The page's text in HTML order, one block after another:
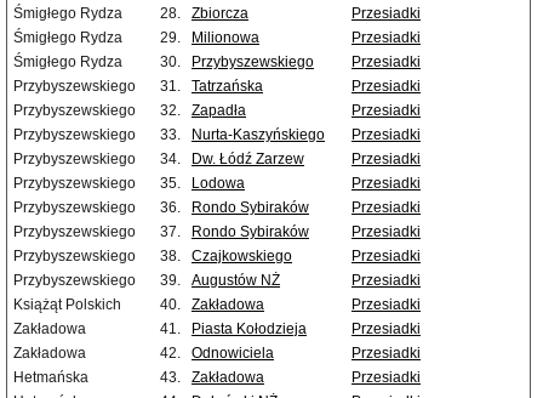
Śmigłego Rydza
28. Zbiorcza
Przesiadki
Śmigłego Rydza
29. Milionowa
Przesiadki
Śmigłego Rydza
30. Przybyszewskiego
Przesiadki
Przybyszewskiego
31. Tatrzańska
Przesiadki
Przybyszewskiego
32. Zapadła
Przesiadki
Przybyszewskiego
33. Nurta-Kaszyńskiego
Przesiadki
Przybyszewskiego
34. Dw. Łódź Zarzew
Przesiadki
Przybyszewskiego
35. Lodowa
Przesiadki
Przybyszewskiego
36. Rondo Sybiraków
Przesiadki
Przybyszewskiego
37. Rondo Sybiraków
Przesiadki
Przybyszewskiego
38. Czajkowskiego
Przesiadki
Przybyszewskiego
39. Augustów NŻ
Przesiadki
Książąt Polskich
40. Zakładowa
Przesiadki
Zakładowa
41. Piasta Kołodzieja
Przesiadki
Zakładowa
42. Odnowiciela
Przesiadki
Hetmańska
43. Zakładowa
Przesiadki